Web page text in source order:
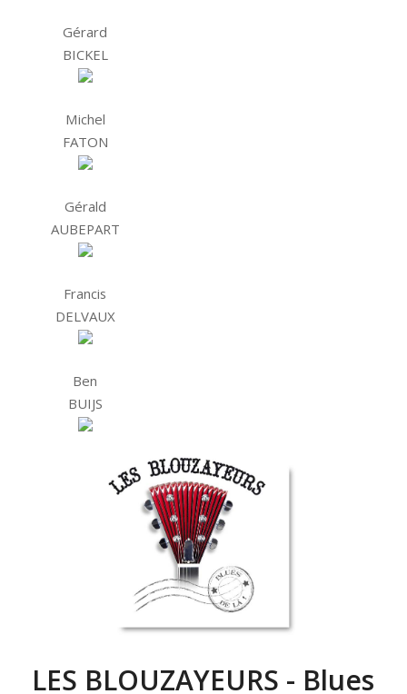
Gérard
BICKEL
Michel
FATON
Gérald
AUBEPART
Francis
DELVAUX
Ben
BUIJS
LES BLOUZAYEURS - Blues